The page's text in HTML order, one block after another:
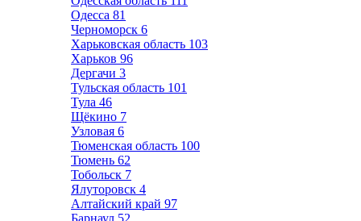
Одесса 81
Черноморск 6
Харьковская область 103
Харьков 96
Дергачи 3
Тульская область 101
Тула 46
Щёкино 7
Узловая 6
Тюменская область 100
Тюмень 62
Тобольск 7
Ялуторовск 4
Алтайский край 97
Барнаул 52